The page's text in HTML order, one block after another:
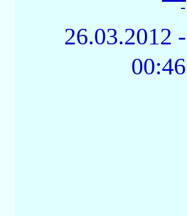
-
26.03.2012 -
00:46